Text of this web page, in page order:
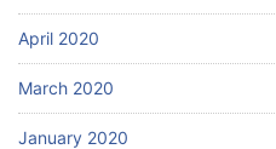
April 2020
March 2020
January 2020